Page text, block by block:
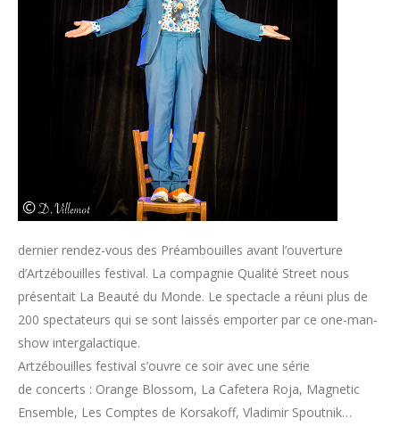
dernier rendez-vous des Préambouilles avant l’ouverture
d’Artzébouilles festival. La compagnie Qualité Street nous
présentait La Beauté du Monde. Le spectacle a réuni plus de
200 spectateurs qui se sont laissés emporter par ce one-man-
show intergalactique.
Artzébouilles festival s’ouvre ce soir avec une série
de concerts : Orange Blossom, La Cafetera Roja, Magnetic
Ensemble, Les Comptes de Korsakoff, Vladimir Spoutnik…